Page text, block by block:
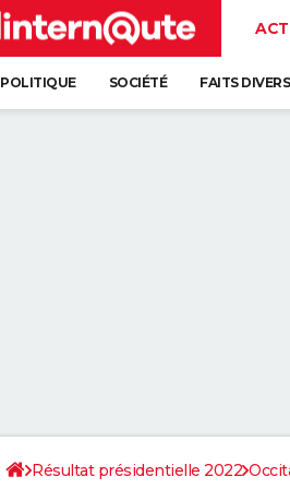
POLITIQUE SOCIÉTÉ FAITS DIVERS
Résultat présidentielle 2022